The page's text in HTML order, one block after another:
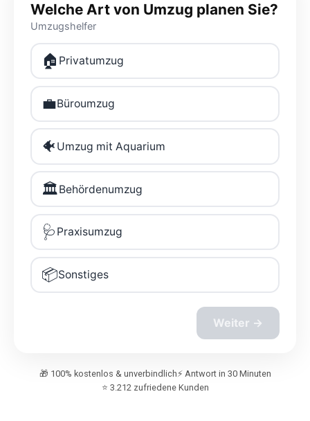
🎁 100% kostenlos & unverbindlich⚡ Antwort in 30 Minuten
⭐ 3.212 zufriedene Kunden